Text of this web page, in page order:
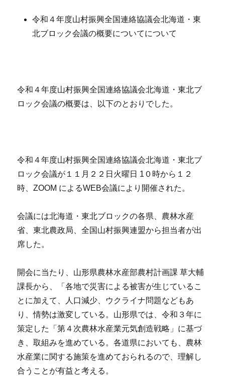
令和４年度山村振興全国連絡協議会北海道・東
北ブロック会議の概要についてについて
令和４年度山村振興全国連絡協議会北海道・東北ブ
ロック会議の概要は、以下のとおりでした。
令和４年度山村振興全国連絡協議会北海道・東北ブ
ロック会議が１１月２２日火曜日 1０時から１２
時、ZOOM によるWEB会議により開催された。
会議には北海道・東北ブロックの各県、農林水産
省、東北農政局、全国山村振興連盟から担当者が出
席した。
開会に当たり、山形県農林水産部農村計画課 草大輔
課長から、「各地で災害による被害が生じているこ
とに加えて、人口減少、ウクライナ問題などもあ
り、情勢は激変している。山形県では、令和３年に
策定した「第４次農林水産業元気創造戦略」に基づ
き、取組みを進めている。各道県においても、農林
水産業に関する施策を進めておられるので、理解し
合うことが有益と考える。